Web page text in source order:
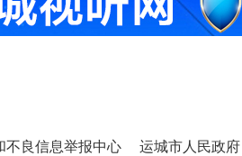
不良信息举报中心 运城市人民政府